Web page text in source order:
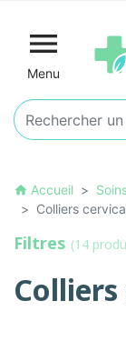

Menu
home Accueil
Colliers
Filtres (14